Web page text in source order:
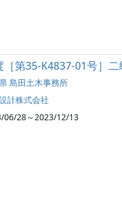
［第35-K4837-01号］
島田土木事務所
計株式会社
06/28～2023/12/13